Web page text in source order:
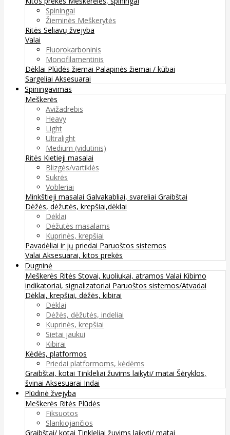
Spiningai
Žieminės Meškerytės
Ritės Seliavų žvejyba
Valai
Fluorokarboninis
Monofilamentinis
Dėklai Plūdės žiemai Palapinės žiemai / kūbai
Sargeliai Aksesuarai
Spiningavimas
Meškerės
Avižadrebis
Heavy
Light
Ultralight
Medium (vidutinis)
Ritės Kietieji masalai
Blizgės/vartiklės
Sukrės
Vobleriai
Minkštieji masalai Galvakabliai, svareliai Graibštai
Dėžės, dėžutės, krepšiai,dėklai
Dėklai
Dėžutės masalams
Kuprinės, krepšiai
Pavadėliai ir jų priedai Paruoštos sistemos
Valai Aksesuarai, kitos prekės
Dugninė
Meškerės Ritės Stovai, kuoliukai, atramos Valai Kibimo
indikatoriai, signalizatoriai Paruoštos sistemos/Atvadai
Dėklai, krepšiai, dėžės, kibirai
Dėklai
Dėžės, dėžutės, indeliai
Kuprinės, krepšiai
Sietai jaukui
Kibirai
Kėdės, platformos
Priedai platformoms, kėdėms
Graibštai, kotai Tinkleliai žuvims laikyti/ matai Šėryklos,
švinai Aksesuarai Indai
Plūdinė žvejyba
Meškerės Ritės Plūdės
Fiksuotos
Slankiojančios
Graibštai/ kotai Tinkleliai žuvims laikyti/ matai